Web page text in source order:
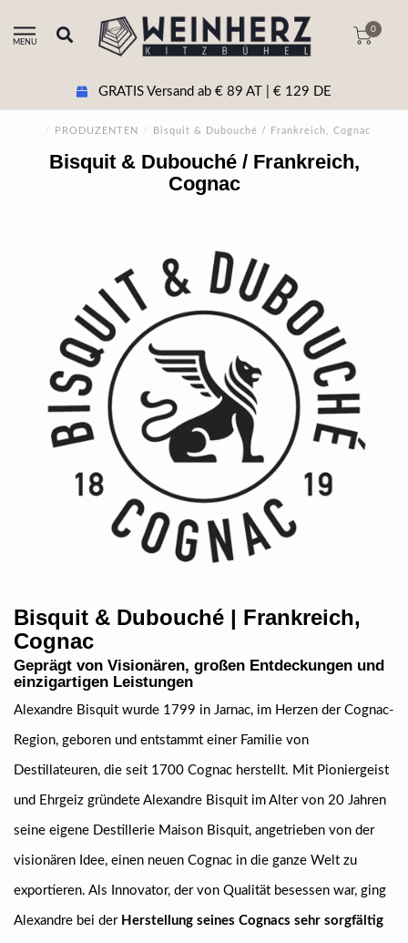
MENU
0
GRATIS Versand ab € 89 AT | € 129 DE
/ PRODUZENTEN / Bisquit & Dubouché / Frankreich, Cognac
Bisquit & Dubouché / Frankreich,
Cognac
Bisquit & Dubouché | Frankreich,
Cognac
Geprägt von Visionären, großen Entdeckungen und
einzigartigen Leistungen
Alexandre Bisquit wurde 1799 in Jarnac, im Herzen der Cognac-
Region, geboren und entstammt einer Familie von
Destillateuren, die seit 1700 Cognac herstellt. Mit Pioniergeist
und Ehrgeiz gründete Alexandre Bisquit im Alter von 20 Jahren
seine eigene Destillerie Maison Bisquit, angetrieben von der
visionären Idee, einen neuen Cognac in die ganze Welt zu
exportieren. Als Innovator, der von Qualität besessen war, ging
Alexandre bei derHerstellung seines Cognacs sehr sorgfältig